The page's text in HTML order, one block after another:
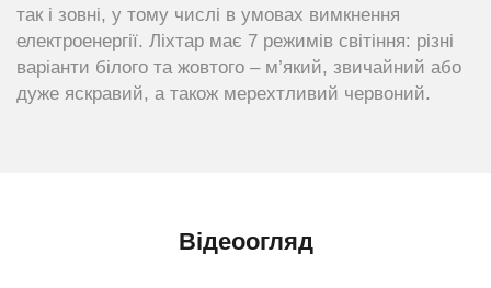
так і зовні, у тому числі в умовах вимкнення
електроенергії. Ліхтар має 7 режимів світіння: різні
варіанти білого та жовтого – м’який, звичайний або
дуже яскравий, а також мерехтливий червоний.
Відеоогляд